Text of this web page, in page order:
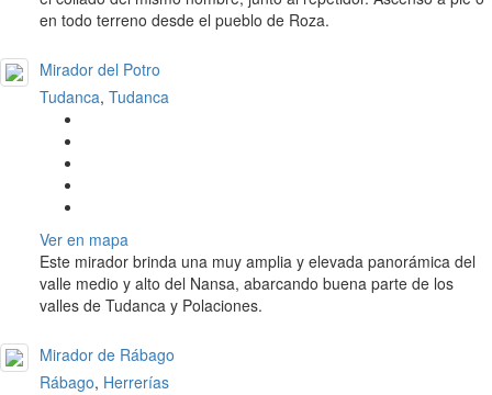
en todo terreno desde el pueblo de Roza.
Mirador del Potro
Tudanca, Tudanca
Ver en mapa
Este mirador brinda una muy amplia y elevada panorámica del
valle medio y alto del Nansa, abarcando buena parte de los
valles de Tudanca y Polaciones.
Mirador de Rábago
Rábago, Herrerías